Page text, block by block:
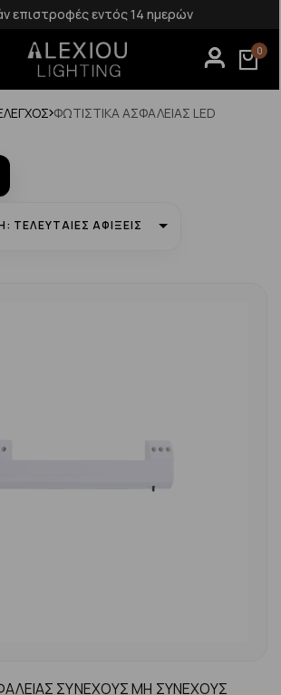
επιστροφές εντός 14 ημερών
0
ΦΩΤΙΣΤΙΚΑ ΑΣΦΑΛΕΙΑΣ LED
ΤΕΛΕΥΤΑΊΕΣ ΑΦΊΞΕΙΣ
ΣΥΝΕΧΟΥΣ ΜΗ ΣΥΝΕΧΟΥΣ